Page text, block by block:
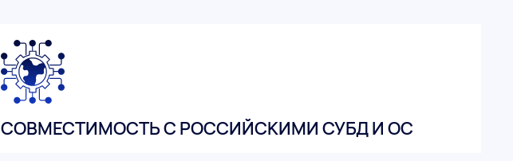
СОВМЕСТИМОСТЬ С РОССИЙСКИМИ СУБД И ОС